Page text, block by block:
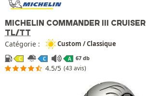
MICHELIN COMMANDER III CRUISER
TL/TT
Catégorie : Custom / Classique
C C A 67 db
4.5/5 (43 avis)